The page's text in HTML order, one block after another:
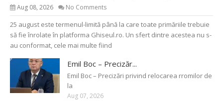
Aug 08, 2026 No Comments
25 august este termenul-limită până la care toate primăriile trebuie
să fie înrolate în platforma Ghiseul.ro. Un sfert dintre acestea nu s-
au conformat, cele mai multe fiind
Emil Boc – Precizăr...
Emil Boc – Precizări privind relocarea rromilor de
la
Aug 07, 2026